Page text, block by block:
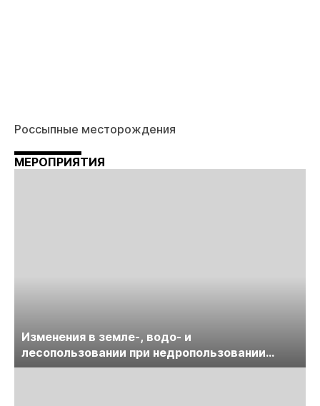
Россыпные месторождения
МЕРОПРИЯТИЯ
Изменения в земле-, водо- и
лесопользовании при недропользовании
обсудят на семинаре «ПравоТЭК»